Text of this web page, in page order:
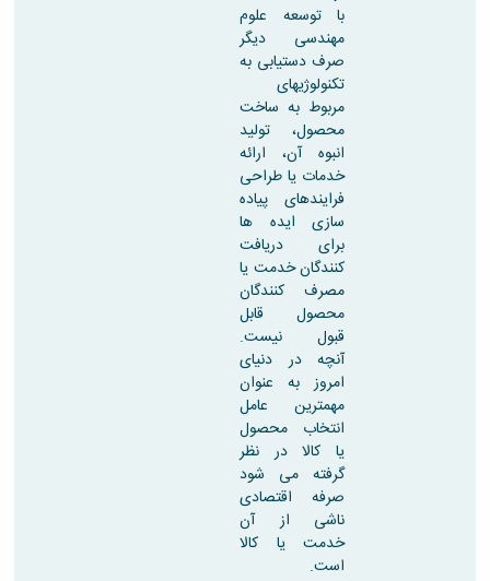
با توسعه علوم
مهندسی دیگر
صرف دستیابی به
تکنولوژیهای
مربوط به ساخت
محصول، تولید
انبوه آن، ارائه
خدمات یا طراحی
فرایندهای پیاده
سازی ایده ها
برای دریافت
کنندگان خدمت یا
مصرف کنندگان
محصول قابل
قبول نیست.
آنچه در دنیای
امروز به عنوان
مهمترین عامل
انتخاب محصول
یا کالا در نظر
گرفته می شود
صرفه اقتصادی
ناشی از آن
خدمت یا کالا
است.